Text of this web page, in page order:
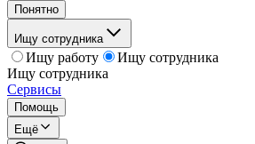
Понятно
Ищу сотрудника
Ищу работу
Ищу сотрудника
Ищу сотрудника
Сервисы
Помощь
Ещё